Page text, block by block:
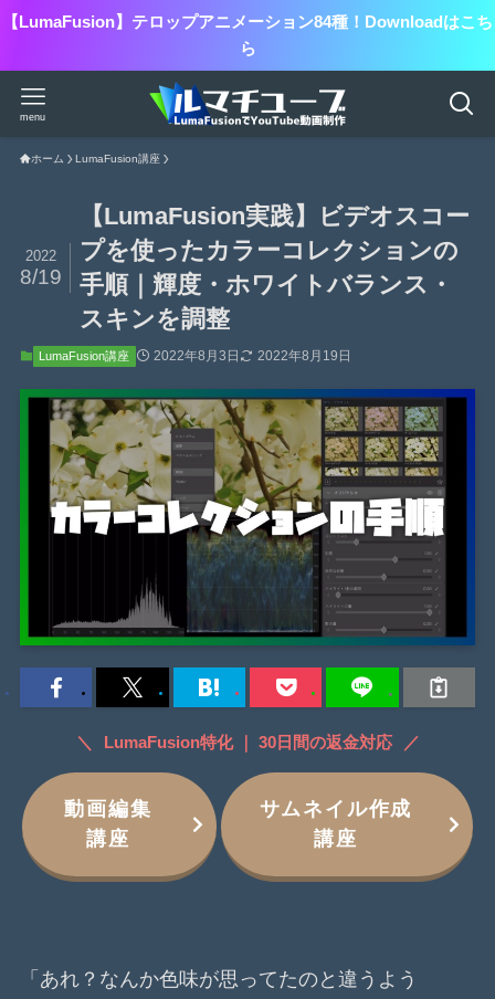
【LumaFusion】テロップアニメーション84種！Downloadはこち
ら
menu
ホーム LumaFusion講座
【LumaFusion実践】ビデオスコー
プを使ったカラーコレクションの
手順｜輝度・ホワイトバランス・
スキンを調整
2022
8/19
LumaFusion講座 2022年8月3日 2022年8月19日
LumaFusion特化 ｜ 30日間の返金対応
動画編集
講座
サムネイル作成
講座
「あれ？なんか色味が思ってたのと違うよう